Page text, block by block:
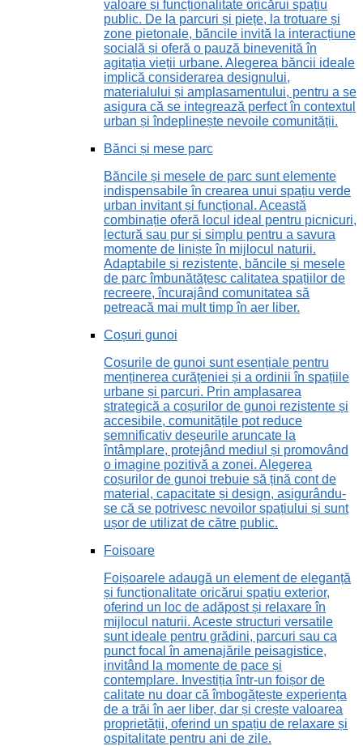
valoare și funcționalitate oricărui spațiu
public. De la parcuri și piețe, la trotuare și
zone pietonale, băncile invită la interacțiune
socială și oferă o pauză binevenită în
agitația vieții urbane. Alegerea băncii ideale
implică considerarea designului,
materialului și amplasamentului, pentru a se
asigura că se integrează perfect în contextul
urban și îndeplinește nevoile comunității.
Bănci și mese parc
Băncile și mesele de parc sunt elemente
indispensabile în crearea unui spațiu verde
urban invitant și funcțional. Această
combinație oferă locul ideal pentru picnicuri,
lectură sau pur și simplu pentru a savura
momente de liniște în mijlocul naturii.
Adaptabile și rezistente, băncile și mesele
de parc îmbunătățesc calitatea spațiilor de
recreere, încurajând comunitatea să
petreacă mai mult timp în aer liber.
Coșuri gunoi
Coșurile de gunoi sunt esențiale pentru
menținerea curățeniei și a ordinii în spațiile
urbane și parcuri. Prin amplasarea
strategică a coșurilor de gunoi rezistente și
accesibile, comunitățile pot reduce
semnificativ deșeurile aruncate la
întâmplare, protejând mediul și promovând
o imagine pozitivă a zonei. Alegerea
coșurilor de gunoi trebuie să țină cont de
material, capacitate și design, asigurându-
se că se potrivesc nevoilor spațiului și sunt
ușor de utilizat de către public.
Foișoare
Foișoarele adaugă un element de eleganță
și funcționalitate oricărui spațiu exterior,
oferind un loc de adăpost și relaxare în
mijlocul naturii. Aceste structuri versatile
sunt ideale pentru grădini, parcuri sau ca
punct focal în amenajările peisagistice,
invitând la momente de pace și
contemplare. Investiția într-un foișor de
calitate nu doar că îmbogățește experiența
de a trăi în aer liber, dar și crește valoarea
proprietății, oferind un spațiu de relaxare și
ospitalitate pentru ani de zile.